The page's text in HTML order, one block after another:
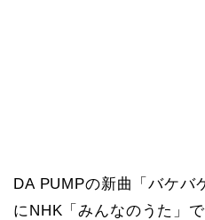
DA PUMPの新曲「バケバ
にNHK「みんなのうた」で